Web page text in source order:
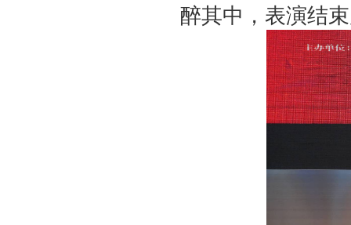
醉其中，表演结